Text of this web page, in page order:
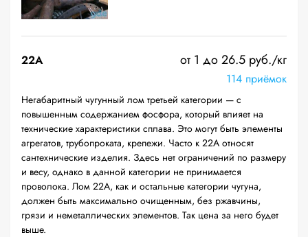
22A от 1 до 26.5 руб./кг
114 приёмок
Негабаритный чугунный лом третьей категории — с
повышенным содержанием фосфора, который влияет на
технические характеристики сплава. Это могут быть элементы
агрегатов, трубопроката, крепежи. Часто к 22А относят
сантехнические изделия. Здесь нет ограничений по размеру
и весу, однако в данной категории не принимается
проволока. Лом 22А, как и остальные категории чугуна,
должен быть максимально очищенным, без ржавчины,
грязи и неметаллических элементов. Так цена за него будет
выше.